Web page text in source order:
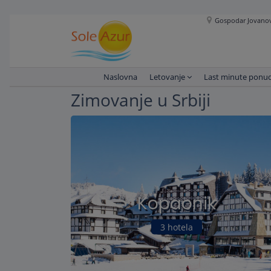
Gospodar
Naslovna Letovanje Last minute
Zimovanje u Srbiji
Kopaonik
3 hotela